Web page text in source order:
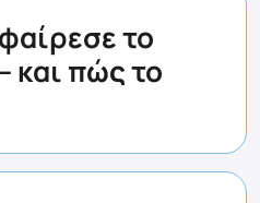
το
και πώς το